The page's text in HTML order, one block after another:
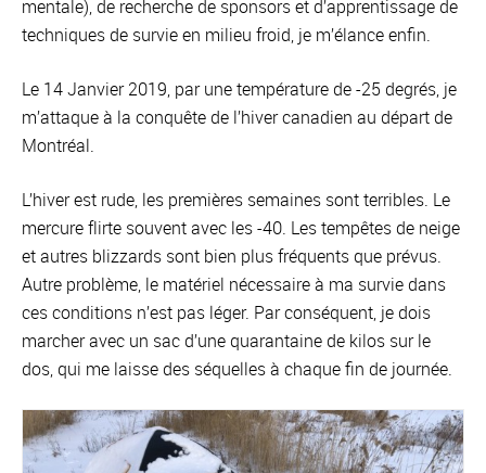
mentale), de recherche de sponsors et d’apprentissage de
techniques de survie en milieu froid, je m’élance enfin.
Le 14 Janvier 2019, par une température de -25 degrés, je
m’attaque à la conquête de l’hiver canadien au départ de
Montréal.
L’hiver est rude, les premières semaines sont terribles. Le
mercure flirte souvent avec les -40. Les tempêtes de neige
et autres blizzards sont bien plus fréquents que prévus.
Autre problème, le matériel nécessaire à ma survie dans
ces conditions n’est pas léger. Par conséquent, je dois
marcher avec un sac d’une quarantaine de kilos sur le
dos, qui me laisse des séquelles à chaque fin de journée.